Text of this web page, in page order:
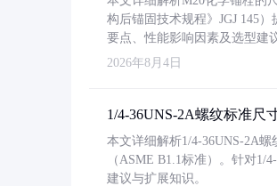
构后锚固技术规程》JGJ 145
要点、性能影响因素及选型建
2026年8月4日
1/4-36UNS-2A螺纹标准尺
本文详细解析1/4-36UNS-2A
（ASME B1.1标准）。针对
建议与扩展知识。